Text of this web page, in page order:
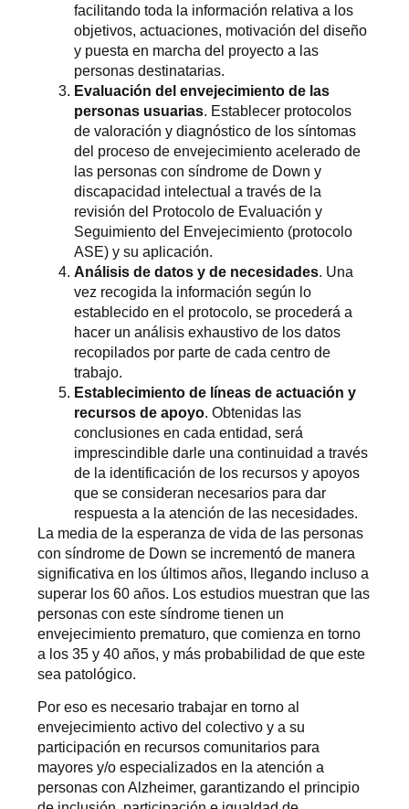
facilitando toda la información relativa a los
objetivos, actuaciones, motivación del diseño
y puesta en marcha del proyecto a las
personas destinatarias.
Evaluación del envejecimiento de las
personas usuarias. Establecer protocolos
de valoración y diagnóstico de los síntomas
del proceso de envejecimiento acelerado de
las personas con síndrome de Down y
discapacidad intelectual a través de la
revisión del Protocolo de Evaluación y
Seguimiento del Envejecimiento (protocolo
ASE) y su aplicación.
Análisis de datos y de necesidades. Una
vez recogida la información según lo
establecido en el protocolo, se procederá a
hacer un análisis exhaustivo de los datos
recopilados por parte de cada centro de
trabajo.
Establecimiento de líneas de actuación y
recursos de apoyo. Obtenidas las
conclusiones en cada entidad, será
imprescindible darle una continuidad a través
de la identificación de los recursos y apoyos
que se consideran necesarios para dar
respuesta a la atención de las necesidades.
La media de la esperanza de vida de las personas
con síndrome de Down se incrementó de manera
significativa en los últimos años, llegando incluso a
superar los 60 años. Los estudios muestran que las
personas con este síndrome tienen un
envejecimiento prematuro, que comienza en torno
a los 35 y 40 años, y más probabilidad de que este
sea patológico.
Por eso es necesario trabajar en torno al
envejecimiento activo del colectivo y a su
participación en recursos comunitarios para
mayores y/o especializados en la atención a
personas con Alzheimer, garantizando el principio